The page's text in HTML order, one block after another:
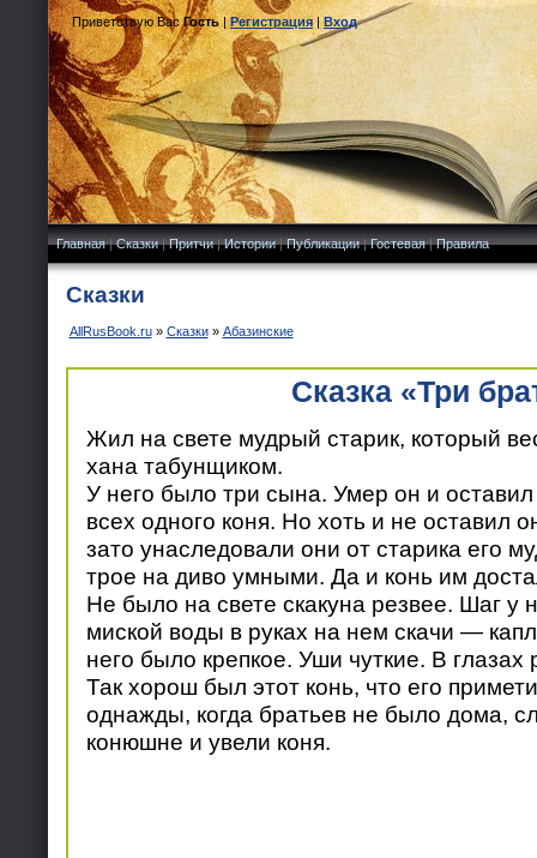
Приветствую Вас Гость|Регистрация|Вход
Главная|Сказки|Притчи|Истории|Публикации|Гостевая|Правила
Сказки
AllRusBook.ru» Сказки» Абазинские
Сказка «Три
Жил на свете мудрый старик, который
хана табунщиком.
У него было три сына. Умер он и
всех одного коня. Но хоть и не оставил
зато унаследовали они от старика его
трое на диво умными. Да и конь им
Не было на свете скакуна резвее. Шаг у
миской воды в руках на нем скачи —
него было крепкое. Уши чуткие. В
Так хорош был этот конь, что его
однажды, когда братьев не было дома,
конюшне и увели коня.